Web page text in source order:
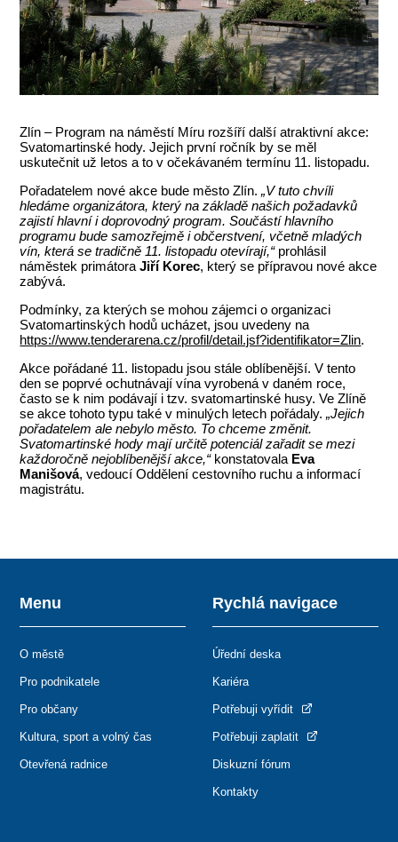
Zlín – Program na náměstí Míru rozšíří další atraktivní akce:
Svatomartinské hody. Jejich první ročník by se měl
uskutečnit už letos a to v očekávaném termínu 11. listopadu.
Pořadatelem nové akce bude město Zlín.„V tuto chvíli
hledáme organizátora, který na základě našich požadavků
zajistí hlavní i doprovodný program. Součástí hlavního
programu bude samozřejmě i občerstvení, včetně mladých
vín, která se tradičně 11. listopadu otevírají,“prohlásil
náměstek primátoraJiří Korec, který se přípravou nové akce
zabývá.
Podmínky, za kterých se mohou zájemci o organizaci
Svatomartinských hodů ucházet, jsou uvedeny na
https://www.tenderarena.cz/profil/detail.jsf?identifikator=Zlin.
Akce pořádané 11. listopadu jsou stále oblíbenější. V tento
den se poprvé ochutnávají vína vyrobená v daném roce,
často se k nim podávají i tzv. svatomartinské husy. Ve Zlíně
se akce tohoto typu také v minulých letech pořádaly.„Jejich
pořadatelem ale nebylo město. To chceme změnit.
Svatomartinské hody mají určitě potenciál zařadit se mezi
každoročně nejoblíbenější akce,“ konstatovala Eva
Manišová, vedoucí Oddělení cestovního ruchu a informací
magistrátu.
Menu
O městě
Pro podnikatele
Pro občany
Kultura, sport a volný čas
Otevřená radnice
Rychlá navigace
Úřední deska
Kariéra
Potřebuji vyřídit
Potřebuji zaplatit
Diskuzní fórum
Kontakty